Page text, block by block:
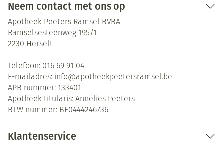
Neem contact met ons op
Apotheek Peeters Ramsel BVBA
Ramselsesteenweg 195/1
2230 Herselt
Telefoon: 016 69 91 04
E-mailadres: info@apotheekpeetersramsel.be
APB nummer: 133401
Apotheek titularis: Annelies Peeters
BTW nummer: BE0444246736
Klantenservice